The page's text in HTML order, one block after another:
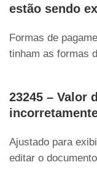
estão sendo
Formas de
tinham as formas
23245 – Valor
Ajustado para
editar o